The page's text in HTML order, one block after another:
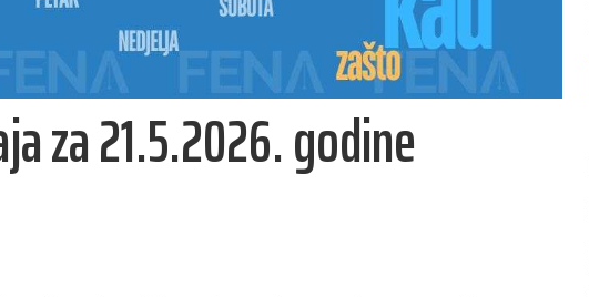
za 21.5.2026. godine